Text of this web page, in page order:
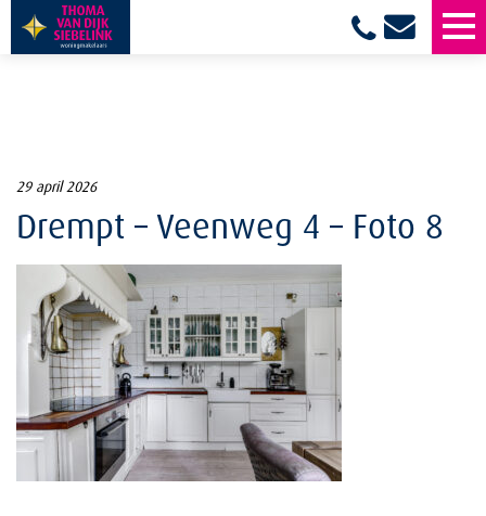
29 april 2026
Drempt – Veenweg 4 – Foto 8